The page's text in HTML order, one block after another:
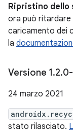
Ripristino dello
ora può
caricamento dei
la
Versione 1.2.
24 marzo 2021
stato rilasciato.